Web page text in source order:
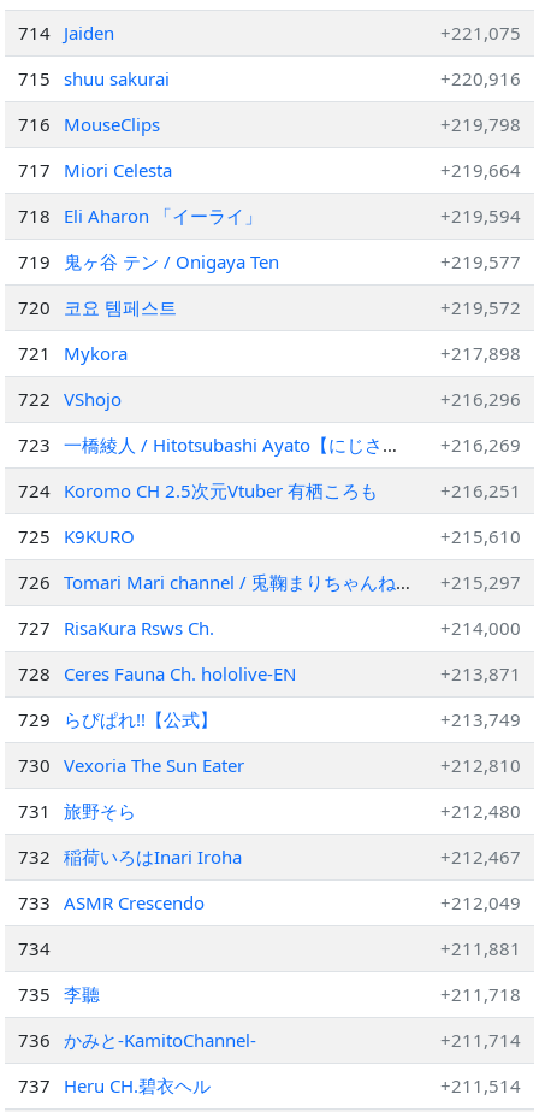
714 Jaiden
+221,075
715
shuu sakurai
+220,916
716
MouseClips
+219,798
717
Miori Celesta
+219,664
718
Eli Aharon 「イーライ」
+219,594
719
鬼ヶ谷 テン / Onigaya Ten
+219,577
720
코요 템페스트
+219,572
721
Mykora
+217,898
722
VShojo
+216,296
723
一橋綾人 / Hitotsubashi Ayato【にじさん
じ】
+216,269
724 Koromo CH 2.5次元Vtuber 有栖ころも
+216,251
725
K9KURO
+215,610
726
Tomari Mari channel / 兎鞠まりちゃんね
る
+215,297
727
RisaKura Rsws Ch.
+214,000
728
Ceres Fauna Ch. hololive-EN
+213,871
729
らびぱれ!!【公式】
+213,749
730
Vexoria The Sun Eater
+212,810
731
旅野そら
+212,480
732
稲荷いろはInari Iroha
+212,467
733
ASMR Crescendo
+212,049
734
+211,881
735
李聽
+211,718
736
かみと-KamitoChannel-
+211,714
737
Heru CH.碧衣ヘル
+211,514